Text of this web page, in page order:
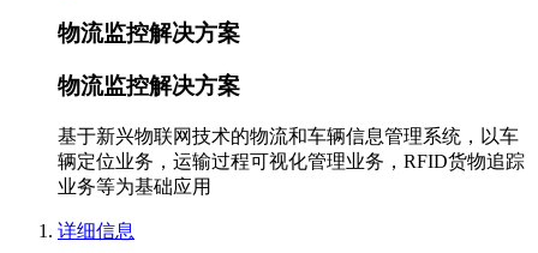
物流监控解决方案
物流监控解决方案
基于新兴物联网技术的物流和车辆信息管理系统，以车
辆定位业务，运输过程可视化管理业务，RFID货物追踪
业务等为基础应用
详细信息